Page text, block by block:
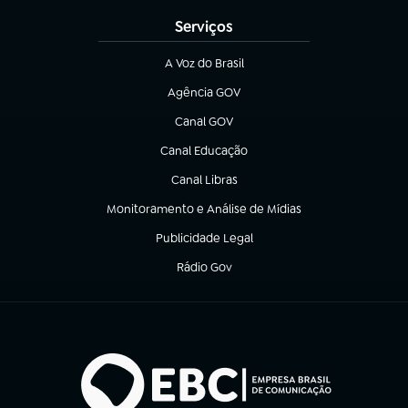
Serviços
A Voz do Brasil
(abre em nova aba)
Agência GOV
(abre em nova aba)
Canal GOV
(abre em nova aba)
Canal Educação
(abre em nova aba)
Canal Libras
(abre em nova aba)
Monitoramento e Análise de Mídias
(abre em nova aba)
Publicidade Legal
(abre em nova aba)
Rádio Gov
(abre em nova aba)